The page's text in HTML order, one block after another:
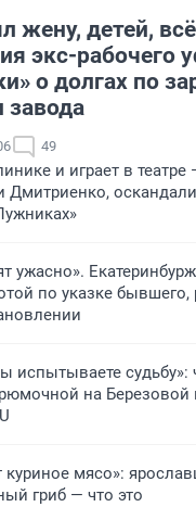
жену, детей,
экс-рабочего
о долгах по
завода
49
и играет в
Дмитриенко,
ужасно».
по указке бывшего,
испытываете судьбу»:
на Березовой
куриное мясо»:
гриб — что это